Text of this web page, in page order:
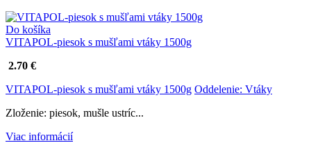
Do košíka
VITAPOL-piesok s mušľami vtáky 1500g
2.70 €
VITAPOL-piesok s mušľami vtáky 1500g Oddelenie: Vtáky
Zloženie: piesok, mušle ustríc...
Viac informácií